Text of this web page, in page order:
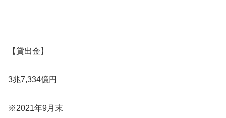
【貸出金】
3兆7,334億円
※2021年9月末